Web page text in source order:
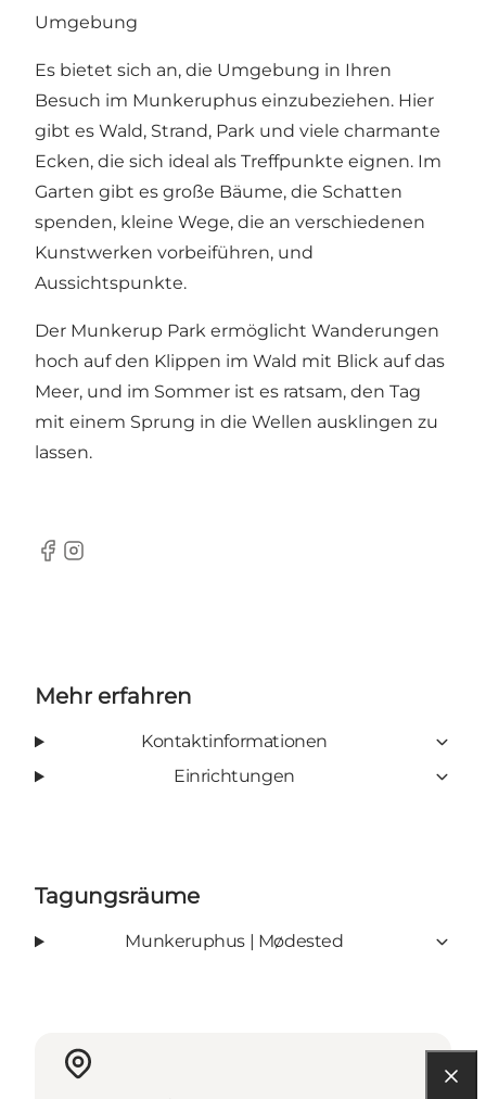
Umgebung
Es bietet sich an, die Umgebung in Ihren
Besuch im Munkeruphus einzubeziehen. Hier
gibt es Wald, Strand, Park und viele charmante
Ecken, die sich ideal als Treffpunkte eignen. Im
Garten gibt es große Bäume, die Schatten
spenden, kleine Wege, die an verschiedenen
Kunstwerken vorbeiführen, und
Aussichtspunkte.
Der Munkerup Park ermöglicht Wanderungen
hoch auf den Klippen im Wald mit Blick auf das
Meer, und im Sommer ist es ratsam, den Tag
mit einem Sprung in die Wellen ausklingen zu
lassen.
Facebook
Instagram
Mehr erfahren
Kontaktinformationen
Einrichtungen
Tagungsräume
Munkeruphus | Mødested